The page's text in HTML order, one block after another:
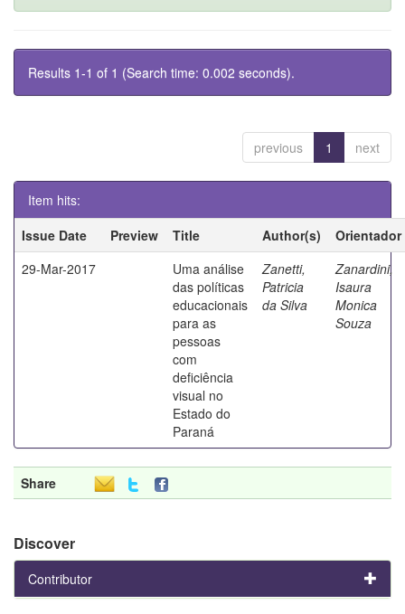
Results 1-1 of 1 (Search time: 0.002 seconds).
previous 1 next
Item hits:
Issue Date
Preview Title Author(s)
Orientador
29-Mar-2017
Uma análise
das políticas
educacionais
para as
pessoas
com
deficiência
visual no
Estado do
Paraná
Zanetti,
Patricia
da Silva
Zanardini,
Isaura
Monica
Souza
Share
Discover
Contributor